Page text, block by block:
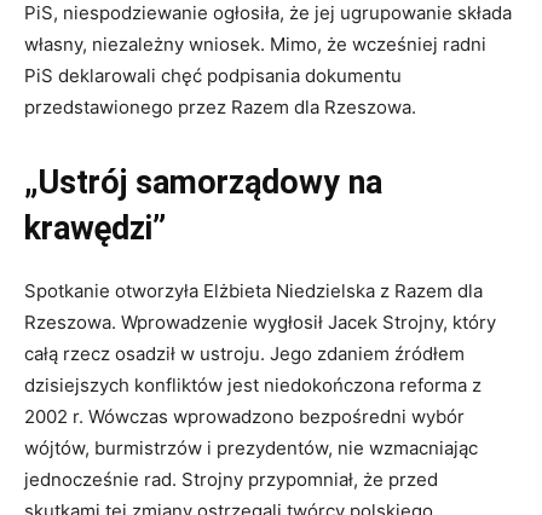
PiS, niespodziewanie ogłosiła, że jej ugrupowanie składa
własny, niezależny wniosek. Mimo, że wcześniej radni
PiS deklarowali chęć podpisania dokumentu
przedstawionego przez Razem dla Rzeszowa.
„Ustrój samorządowy na
krawędzi”
Spotkanie otworzyła Elżbieta Niedzielska z Razem dla
Rzeszowa. Wprowadzenie wygłosił Jacek Strojny, który
całą rzecz osadził w ustroju. Jego zdaniem źródłem
dzisiejszych konfliktów jest niedokończona reforma z
2002 r. Wówczas wprowadzono bezpośredni wybór
wójtów, burmistrzów i prezydentów, nie wzmacniając
jednocześnie rad. Strojny przypomniał, że przed